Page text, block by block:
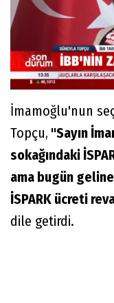
İmamoğlu'nun
Topçu, "Sayın
sokağındaki
ama bugün
İSPARK ücreti
dile getirdi.